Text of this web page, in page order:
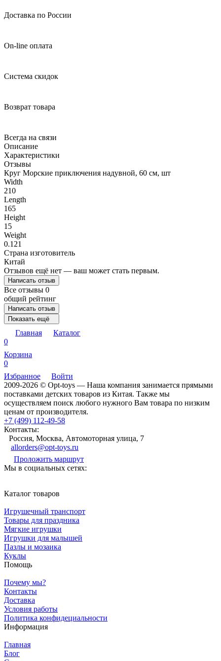
Доставка по России
On-line оплата
Система скидок
Возврат товара
Всегда на связи
Описание
Характеристики
Отзывы
Круг Морские приключения надувной, 60 см, шт
Width
210
Length
165
Height
15
Weight
0.121
Страна изготовитель
Китай
Отзывов ещё нет — ваш может стать первым.
Написать отзыв
Все отзывы 0
общий рейтинг
Написать отзыв
Показать ещё
Главная
Каталог
0
Корзина
0
Избранное
Войти
2009-2026 © Opt-toys — Наша компания занимается прямыми
поставками детских товаров из Китая. Также мы
осуществляем поиск любого нужного Вам товара по низким
ценам от производителя.
+7 (499) 112-49-58
Контакты:
Россия, Москва, Автомоторная улица, 7
allorders@opt-toys.ru
Проложить маршрут
Мы в социальных сетях:
Каталог товаров
Игрушечный транспорт
Товары для праздника
Мягкие игрушки
Игрушки для малышей
Пазлы и мозаика
Куклы
Помощь
Почему мы?
Контакты
Доставка
Условия работы
Политика конфидециальности
Информация
Главная
Блог